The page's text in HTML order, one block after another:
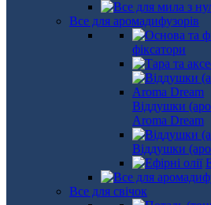
Все для аромадифузорів
фіксатори
Віддушки
Aroma Dream
Віддушки
Все для свічок